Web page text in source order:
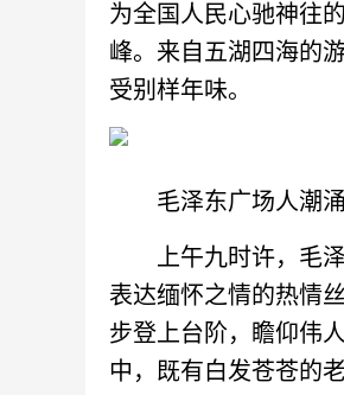
为全国人民心驰神往
峰。来自五湖四海的
受别样年味。
毛泽东广场人潮
上午九时许，毛泽
表达缅怀之情的热情
步登上台阶，瞻仰伟
中，既有白发苍苍的